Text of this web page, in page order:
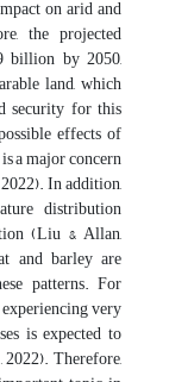
on arid and
the projected
billion by 2050,
land, which
security for this
effects of
a major concern
In addition,
distribution
(Liu & Allan,
and barley are
patterns. For
very
is expected to
Therefore,